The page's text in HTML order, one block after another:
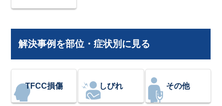
解決事例を部位・症状別に見る
TFCC損傷 しびれ その他